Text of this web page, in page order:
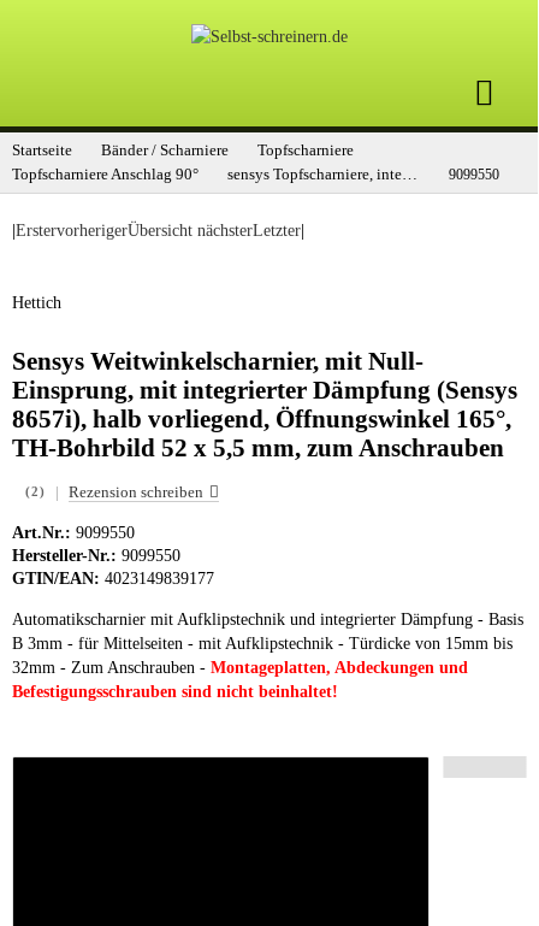
Startseite Bänder / Scharniere
Topfscharniere
Topfscharniere Anschlag 90°
sensys Topfscharniere, integrierte Dämpfung 9099550
|ErstervorherigerÜbersicht nächsterLetzter|
Hettich
Sensys Weitwinkelscharnier, mit Null-
Einsprung, mit integrierter Dämpfung (Sensys
8657i), halb vorliegend, Öffnungswinkel 165°,
TH-Bohrbild 52 x 5,5 mm, zum Anschrauben
(2) | Rezension schreiben
Art.Nr.: 9099550
Hersteller-Nr.: 9099550
GTIN/EAN: 4023149839177
Automatikscharnier mit Aufklipstechnik und integrierter Dämpfung - Basis
B 3mm - für Mittelseiten - mit Aufklipstechnik - Türdicke von 15mm bis
32mm - Zum Anschrauben - Montageplatten, Abdeckungen und
Befestigungsschrauben sind nicht beinhaltet!